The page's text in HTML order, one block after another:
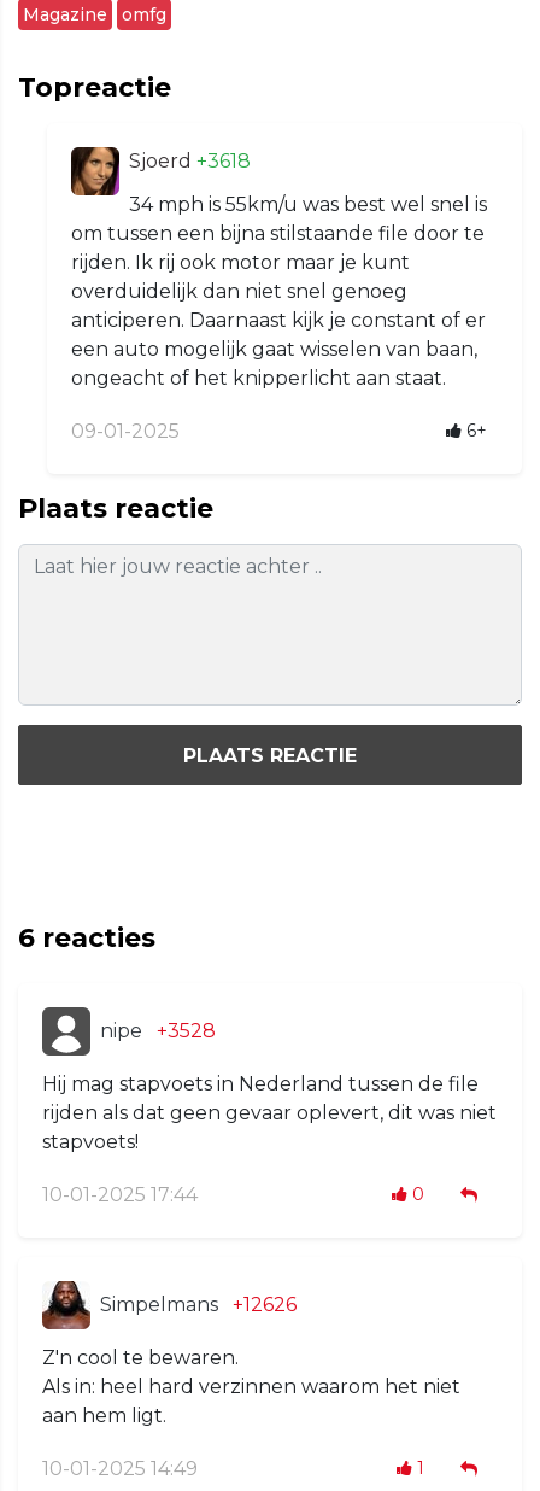
Magazine omfg
Topreactie
Sjoerd +3618
34 mph is 55km/u was best wel snel is
om tussen een bijna stilstaande file door te
rijden. Ik rij ook motor maar je kunt
overduidelijk dan niet snel genoeg
anticiperen. Daarnaast kijk je constant of er
een auto mogelijk gaat wisselen van baan,
ongeacht of het knipperlicht aan staat.
09-01-2025 6+
Plaats reactie
PLAATS REACTIE
6 reacties
nipe +3528
Hij mag stapvoets in Nederland tussen de file
rijden als dat geen gevaar oplevert, dit was niet
stapvoets!
10-01-2025 17:44 0
Simpelmans +12626
Z'n cool te bewaren.
Als in: heel hard verzinnen waarom het niet
aan hem ligt.
10-01-2025 14:49 1